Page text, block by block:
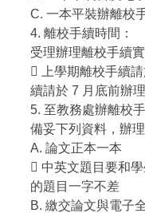
C. 一本平裝辦離校
4. 離校手續時間：
受理辦理離校手續
 上學期離校手續
續請於 7 月底前辦理
5. 至教務處辦離校手
備妥下列資料，辦
A. 論文正本一本
 中英文題目要和
的題目一字不差
B. 繳交論文與電子